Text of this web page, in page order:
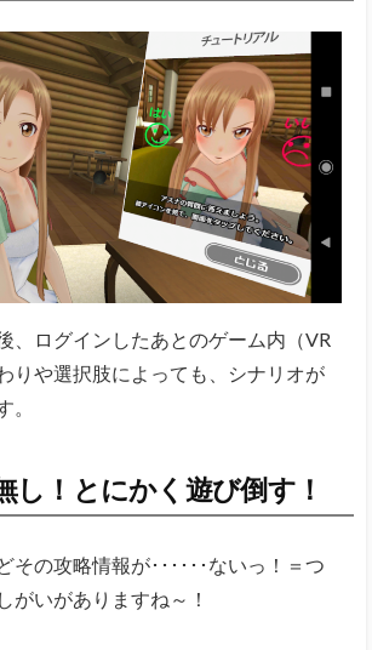
、ログインしたあとのゲーム内（VR
りや選択肢によっても、シナリオが
。
し！とにかく遊び倒す！
その攻略情報が･･････ないっ！＝つ